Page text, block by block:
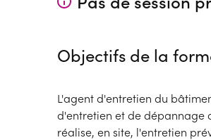
Objectifs de la
L'agent d'entretien du
d'entretien et de dépannage
réalise, en site, l'entretien